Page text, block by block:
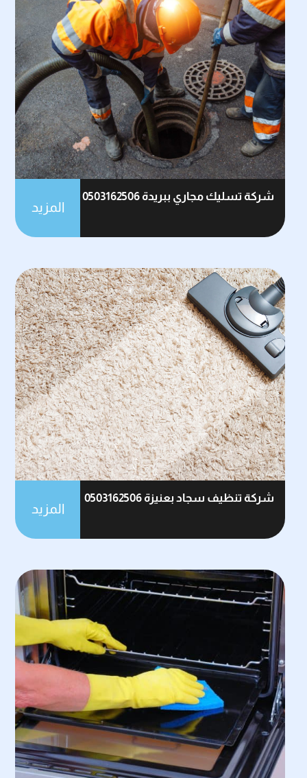
شركة تسليك مجاري ببريدة 0503162506
المزيد
شركة تنظيف سجاد بعنيزة 0503162506
المزيد